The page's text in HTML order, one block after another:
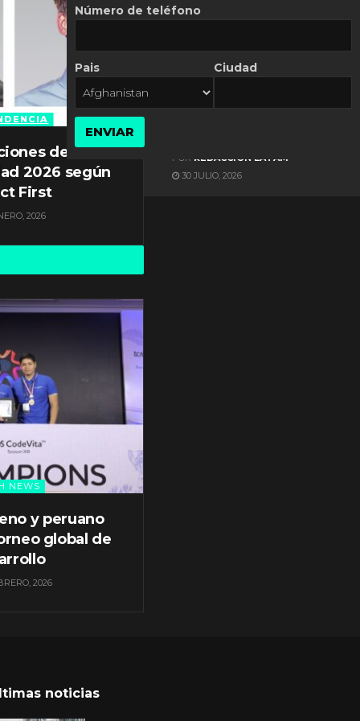
de
2026 según
First
2026
NEWS
y peruano
global de
2026
ES NOTICIA
POR REDACCIÓN LATAM
30 JULIO, 2026
noticias
Número de teléfono
Pais Ciudad
ENVIAR